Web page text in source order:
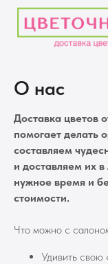
О нас
Доставка
помогает делать
составляем
и доставляем их
нужное время и
стоимости.
Что можно с
Удивить свою